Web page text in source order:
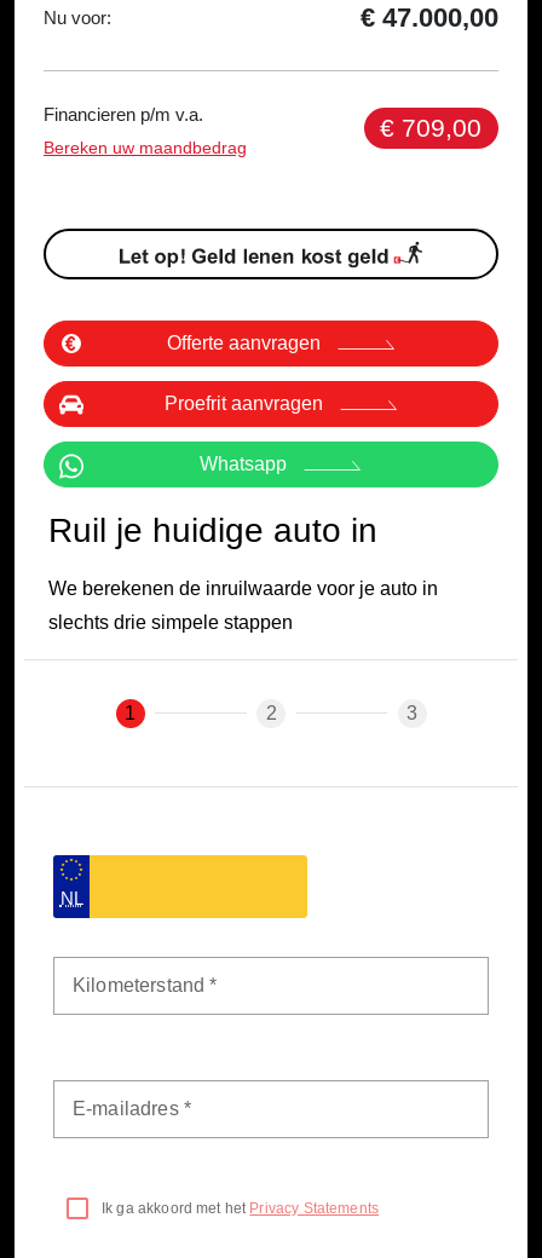
Nu voor: € 47.000,00
Financieren p/m v.a. € 709,00
Bereken uw maandbedrag
Offerte aanvragen
Proefrit aanvragen
Whatsapp